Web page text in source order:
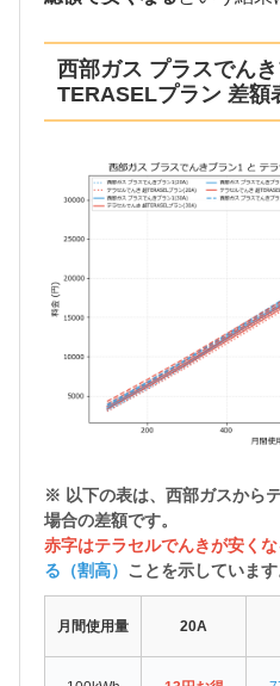
西部ガス プラスでん
TERASELプラン 差額
※ 以下の表は、西部ガスから
場合の差額です。
赤字はテラセルでんきが安くな
る（割高） ことを示しています
月間使用量 20A